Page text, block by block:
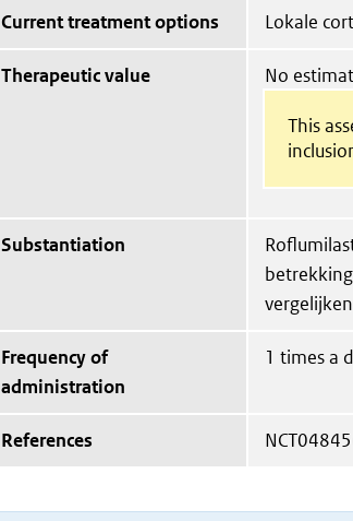
Current treatment options Lokale
Therapeutic value No
This
Substantiation
Frequency of
administration
1 times a
References